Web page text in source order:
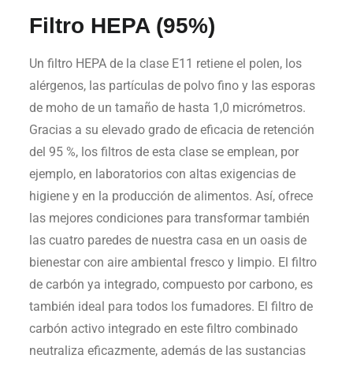
Filtro HEPA (95%)
Un filtro HEPA de la clase E11 retiene el polen, los
alérgenos, las partículas de polvo fino y las esporas
de moho de un tamaño de hasta 1,0 micrómetros.
Gracias a su elevado grado de eficacia de retención
del 95 %, los filtros de esta clase se emplean, por
ejemplo, en laboratorios con altas exigencias de
higiene y en la producción de alimentos. Así, ofrece
las mejores condiciones para transformar también
las cuatro paredes de nuestra casa en un oasis de
bienestar con aire ambiental fresco y limpio. El filtro
de carbón ya integrado, compuesto por carbono, es
también ideal para todos los fumadores. El filtro de
carbón activo integrado en este filtro combinado
neutraliza eficazmente, además de las sustancias